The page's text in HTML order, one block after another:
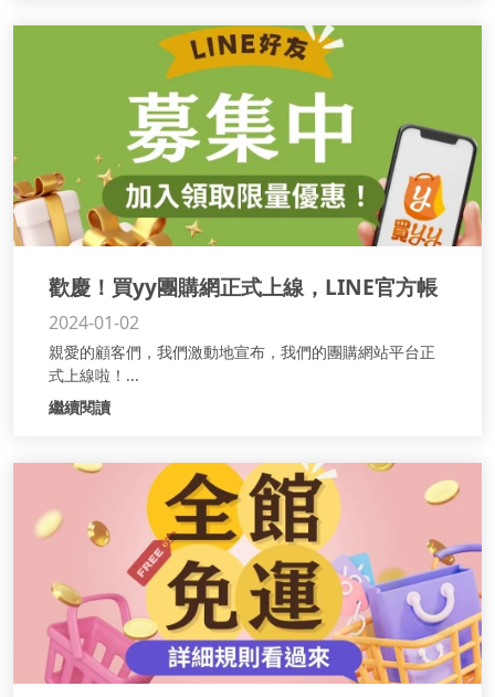
歡慶！買yy團購網正式上線，LINE官方帳
號獨家優惠等您來享！
2024-01-02
親愛的顧客們，我們激動地宣布，我們的團購網站平台正
式上線啦！...
繼續閱讀